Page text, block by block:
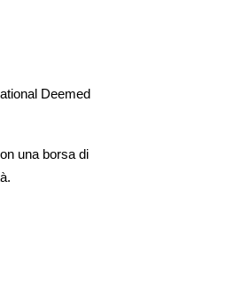
Deemed
una borsa di